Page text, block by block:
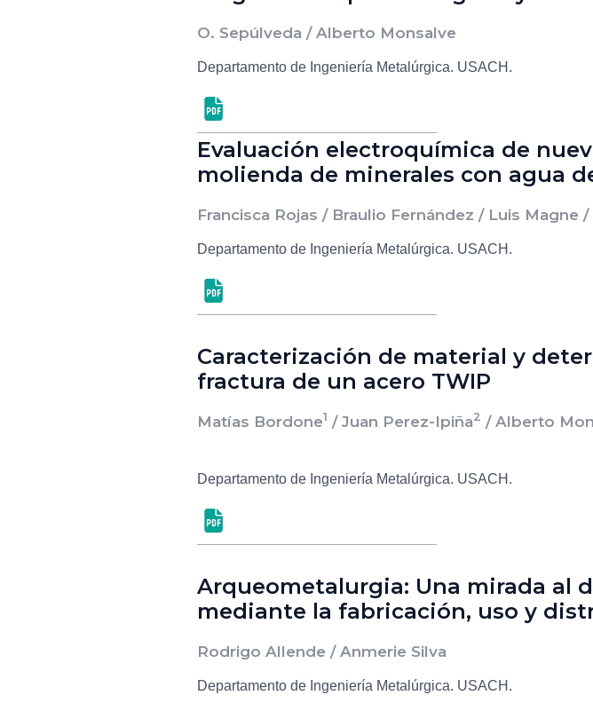
O. Sepúlveda / Alberto Monsalve
Departamento de Ingeniería Metalúrgica. USACH.
Evaluación electroquímica de
molienda de minerales con agua
Francisca Rojas / Braulio Fernández / Luis Magne
Departamento de Ingeniería Metalúrgica. USACH.
Caracterización de material y
fractura de un acero TWIP
Matías Bordone1 / Juan Perez-Ipiña2 / Alberto
Departamento de Ingeniería Metalúrgica. USACH.
Arqueometalurgia: Una mirada al
mediante la fabricación, uso y
Rodrigo Allende / Anmerie Silva
Departamento de Ingeniería Metalúrgica. USACH.